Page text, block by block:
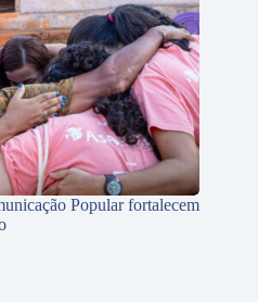
Popular fortalecem